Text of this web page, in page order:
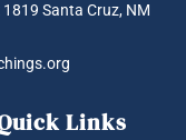
1819 Santa Cruz, NM
Links